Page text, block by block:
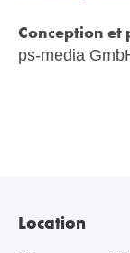
Conception
ps-media
Location